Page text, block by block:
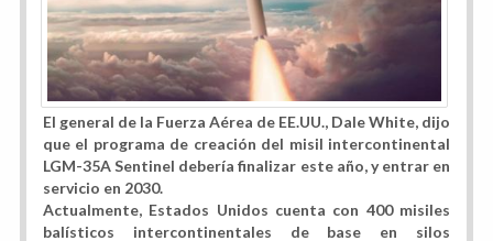
El general de la Fuerza Aérea de EE.UU., Dale White, dijo
que el programa de creación del misil intercontinental
LGM-35A Sentinel debería finalizar este año, y entrar en
servicio en 2030.
Actualmente, Estados Unidos cuenta con 400 misiles
balísticos intercontinentales de base en silos